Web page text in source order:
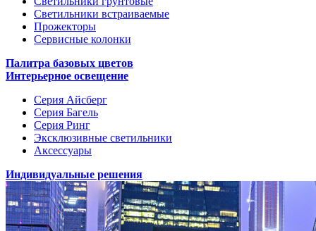
Светильники встраиваемые
Прожекторы
Сервисные колонки
Палитра базовых цветов
Интерьерное освещение
Серия Айсберг
Серия Багель
Серия Ринг
Эксклюзивные светильники
Аксессуары
Индивидуальные решения